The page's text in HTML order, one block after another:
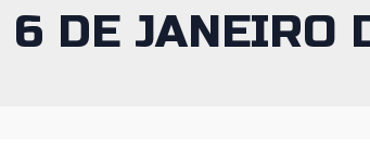
6 DE JANEIRO